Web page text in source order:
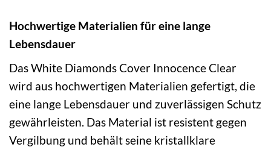
Hochwertige Materialien für eine lange
Lebensdauer
Das White Diamonds Cover Innocence Clear
wird aus hochwertigen Materialien gefertigt, die
eine lange Lebensdauer und zuverlässigen Schutz
gewährleisten. Das Material ist resistent gegen
Vergilbung und behält seine kristallklare